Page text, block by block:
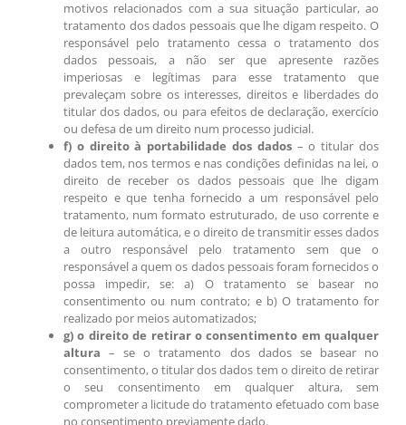
motivos relacionados com a sua situação particular, ao
tratamento dos dados pessoais que lhe digam respeito. O
responsável pelo tratamento cessa o tratamento dos
dados pessoais, a não ser que apresente razões
imperiosas e legítimas para esse tratamento que
prevaleçam sobre os interesses, direitos e liberdades do
titular dos dados, ou para efeitos de declaração, exercício
ou defesa de um direito num processo judicial.
f) o direito à portabilidade dos dados– o titular dos
dados tem, nos termos e nas condições definidas na lei, o
direito de receber os dados pessoais que lhe digam
respeito e que tenha fornecido a um responsável pelo
tratamento, num formato estruturado, de uso corrente e
de leitura automática, e o direito de transmitir esses dados
a outro responsável pelo tratamento sem que o
responsável a quem os dados pessoais foram fornecidos o
possa impedir, se: a) O tratamento se basear no
consentimento ou num contrato; e b) O tratamento for
realizado por meios automatizados;
g) o direito de retirar o consentimento em qualquer
altura – se o tratamento dos dados se basear no
consentimento, o titular dos dados tem o direito de retirar
o seu consentimento em qualquer altura, sem
comprometer a licitude do tratamento efetuado com base
no consentimento previamente dado.